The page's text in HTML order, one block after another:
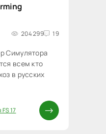
204 299 19
Симулятора
всем кто
в русских
17